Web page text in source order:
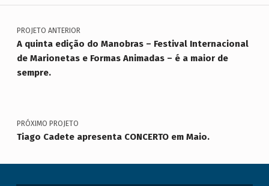
Voltar à navegação principal
Navegação de artigos
PROJETO ANTERIOR
A quinta edição do Manobras – Festival Internacional
de Marionetas e Formas Animadas – é a maior de
sempre.
PRÓXIMO PROJETO
Tiago Cadete apresenta CONCERTO em Maio.